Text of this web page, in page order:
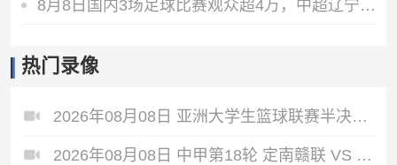
8月8日国内3场足球比赛观众超4万，中超辽宁德比62075人排今年第6
热门录像
2026年08月08日 亚洲大学生篮球联赛半决赛 政治大学 VS 早稻田大学 全场录像
2026年08月08日 中甲第18轮 定南赣联 VS 大连鲲城 全场录像